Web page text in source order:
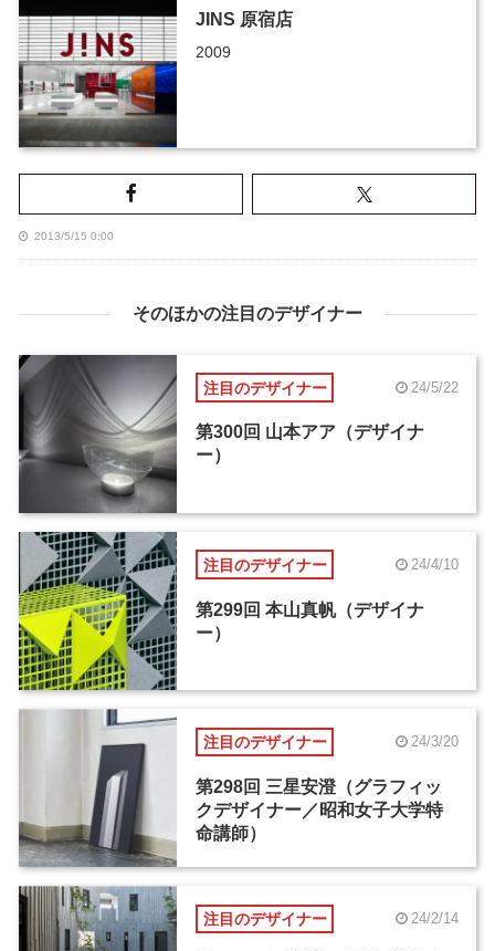
JINS 原宿店
2009
2013/5/15 0:00
そのほかの注目のデザイナー
注目のデザイナー 24/5/22
第300回 山本アア（デザイナ
ー）
注目のデザイナー 24/4/10
第299回 本山真帆（デザイナ
ー）
注目のデザイナー 24/3/20
第298回 三星安澄（グラフィッ
クデザイナー／昭和女子大学特
命講師）
注目のデザイナー 24/2/14